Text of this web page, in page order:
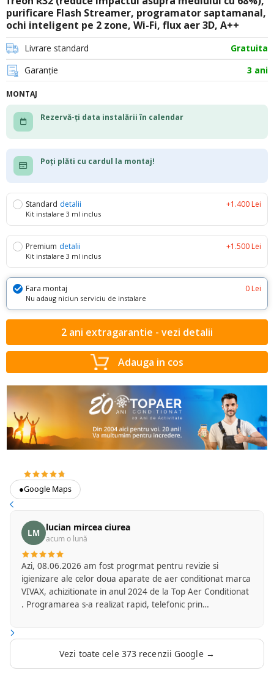
purificare Flash Streamer, programator saptamanal,
ochi inteligent pe 2 zone, Wi-Fi, flux aer 3D, A++
Livrare standard
Gratuita
Garanție
3 ani
MONTAJ
Rezervă-ți data instalării în calendar
Poți plăti cu cardul la montaj!
Standard detalii +1.400 Lei
Kit instalare 3 ml inclus
Premium detalii +1.500 Lei
Kit instalare 3 ml inclus
Fara montaj 0 Lei
Nu adaug niciun serviciu de instalare
2 ani extragarantie - vezi detalii
Adauga in cos
●Google Maps
LM lucian mircea ciurea
acum o lună
Azi, 08.06.2026 am fost progrmat pentru revizie si
igienizare ale celor doua aparate de aer conditionat marca
VIVAX, achizitionate in anul 2024 de la Top Aer Conditionat
. Programarea s-a realizat rapid, telefonic prin
va veni reprezentantul firmei Top Aer care se ocupa cu
serviciile de mentenanta. D-l Mircea Marinica a fost foarte
punctual si a sosit la ora convenita de comun acord. A
Vezi toate cele 373 recenzii Google →